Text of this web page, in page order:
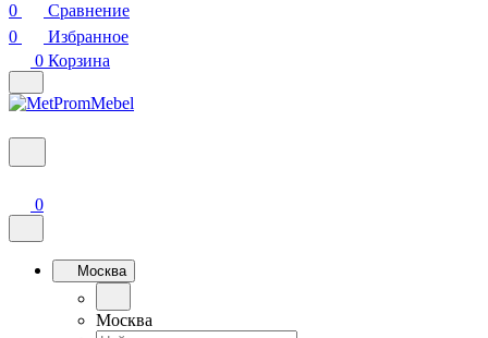
0
Сравнение
0
Избранное
0 Корзина
0
Москва
Москва